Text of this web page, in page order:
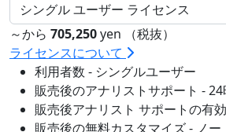
～から 705,250yen （税抜）
ライセンスについて
利用者数 - シングルユーザー
販売後のアナリストサポート - 24
販売後アナリスト サポートの有
販売後の無料カスタマイズ - ノー